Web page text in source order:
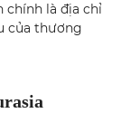
chính là địa chỉ
của thương